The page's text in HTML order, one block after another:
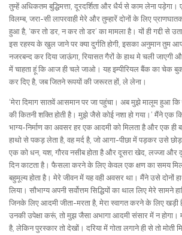
तुम्हें अधिकतम बुद्धिमत्ता, दूरदर्शिता और धैर्य से काम लेना
विलम्ब, जरा-सी लापरवाही मेरे और तुम्हारें दोनों के लिए
हुआ है, ‘कर तो डर, न कर तो डर’ का मामला है। यों ही गद्दी से
इस रहस्य के खुल जाने पर क्या दुर्गति होगी, इसका अनुमान तुम
नजरबन्द कर दिया जाऊंगा, रियासत गैरों के हाथ मे चली जाएगी
में चाहता हूं कि आज ही चले जाओ। यह इम्पीरियल बैंक का चेक
कर दिए है, जब जितने रूपयों की जरूरत हों, ले लेना।
‘मेरा दिमाग सातवें आसमान पर जा पहुंचा। अब मुझे मालूम हुआ कि
की कितनी शक्ति होती है। मुझे जैसे कोई नशा हो गया।’ मैंने एक
भाग्य-निर्माण का अवसर हर एक आदमी को मिलता है और एक ही
हाथो से पकड़ लेता है, वह मर्द है, जो आगा-पीछा में पड़कर उसे छोड़
एक को धन, यश, गौरव नसीब होता है और दूसरा खेद, लज्जा और
दिन काटता है। फैसला करने के लिए केवल एक क्षण का समय
बहुमूल्य होता है। मेरे जीवन में यह वही अवसर था। मैंने उसे दोनों
लिया। सौभाग्य अपनी सर्वोत्तम सिद्धियों का थाल लिए मेरे सामने
जिनके लिए आदमी जीता-मरता है, मेरा स्वागत करने के लिए
उनकी उपेक्षा करूं, तो मुझ जैसा अभागा आदमी संसार में न होगा।
है, लेकिन पुरस्कार तो देखों। दरिया में गोता लगाने ही से तो मोती